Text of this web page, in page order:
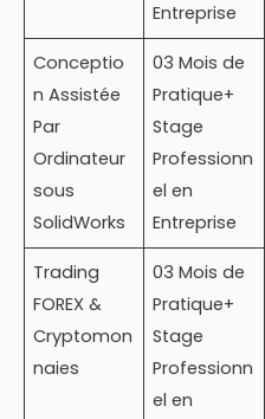
Entreprise
Conceptio
n Assistée
Par
Ordinateur
sous
SolidWorks
03 Mois de
Pratique+
Stage
Professionn
el en
Entreprise
Trading
FOREX &
Cryptomon
naies
03 Mois de
Pratique+
Stage
Professionn
el en